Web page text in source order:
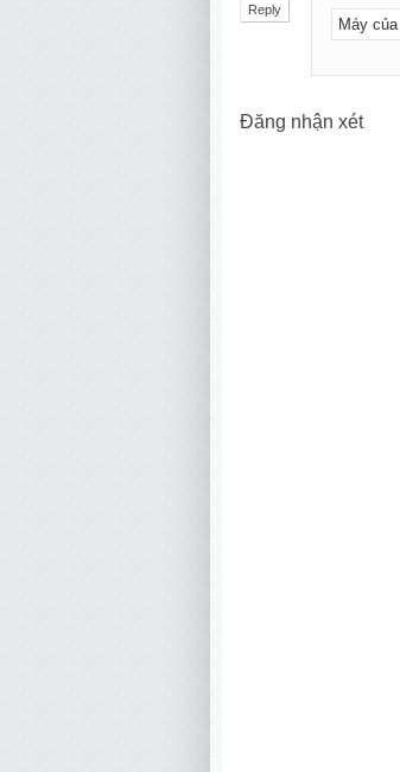
Reply
Máy
Đăng nhận xét